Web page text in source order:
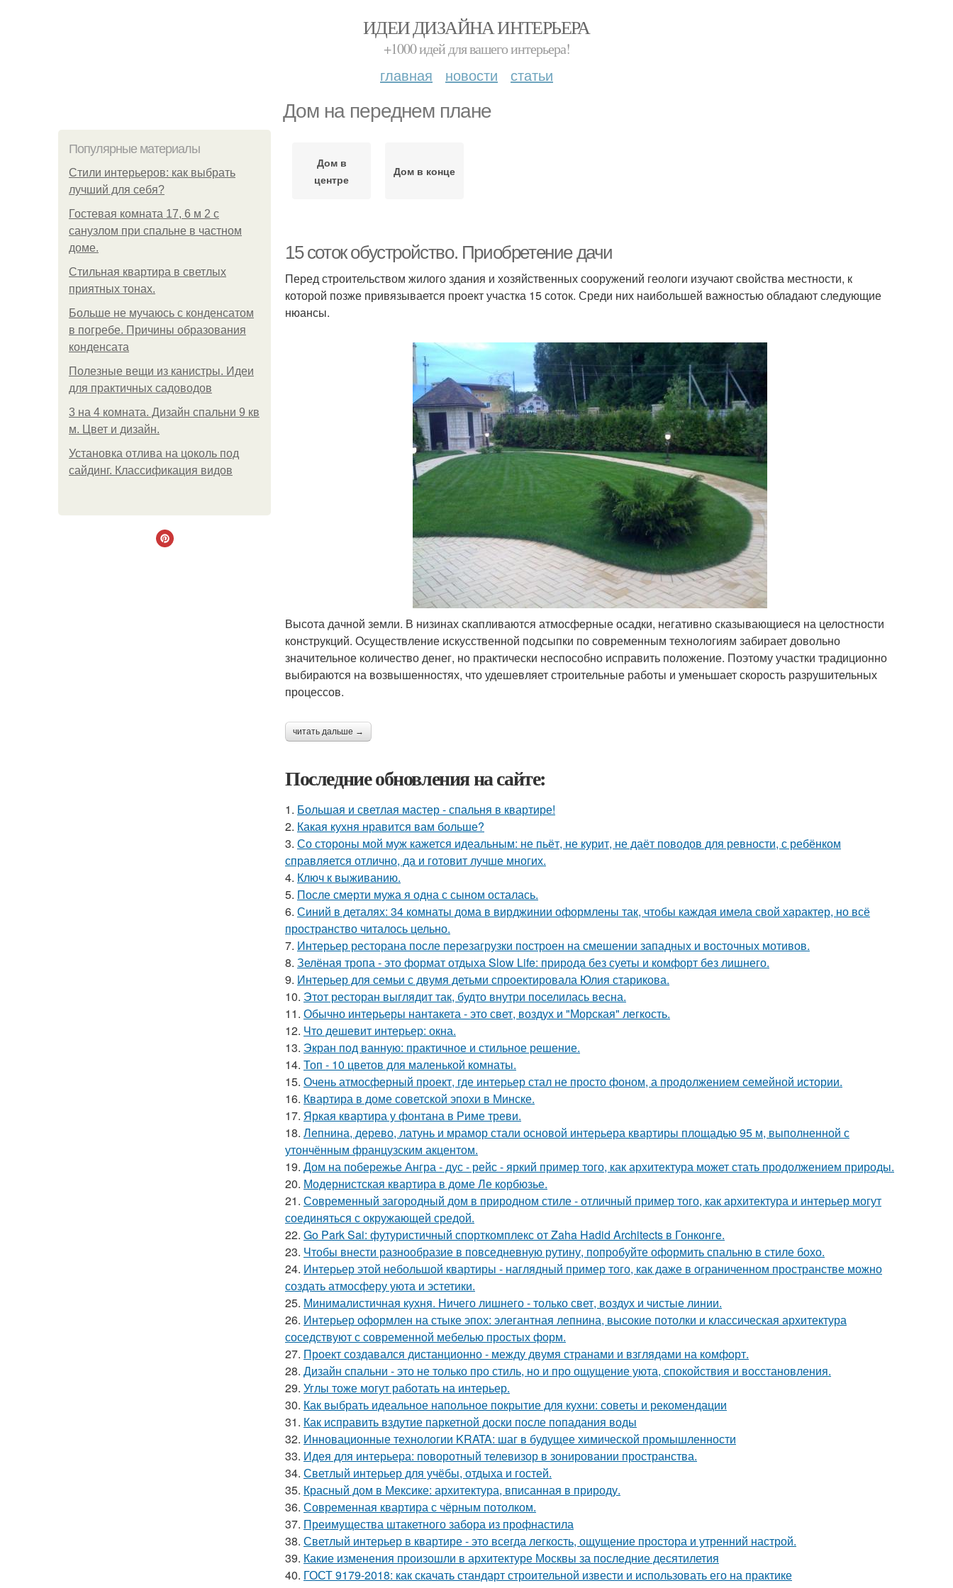
ИДЕИ ДИЗАЙНА ИНТЕРЬЕРА
+1000 идей для вашего интерьера!
главная новости статьи
Дом на переднем плане
Популярные материалы
Стили интерьеров: как выбрать
лучший для себя?
Гостевая комната 17, 6 м 2 с
санузлом при спальне в частном
доме.
Стильная квартира в светлых
приятных тонах.
Больше не мучаюсь с конденсатом
в погребе. Причины образования
конденсата
Полезные вещи из канистры. Идеи
для практичных садоводов
3 на 4 комната. Дизайн спальни 9 кв
м. Цвет и дизайн.
Установка отлива на цоколь под
сайдинг. Классификация видов
Дом в
центре
Дом в конце
15 соток обустройство. Приобретение дачи
Перед строительством жилого здания и хозяйственных сооружений геологи изучают свойства местности, к
которой позже привязывается проект участка 15 соток. Среди них наибольшей важностью обладают следующие
нюансы.
Высота дачной земли. В низинах скапливаются атмосферные осадки, негативно сказывающиеся на целостности
конструкций. Осуществление искусственной подсыпки по современным технологиям забирает довольно
значительное количество денег, но практически неспособно исправить положение. Поэтому участки традиционно
выбираются на возвышенностях, что удешевляет строительные работы и уменьшает скорость разрушительных
процессов.
читать дальше →
Последние обновления на сайте:
1. Большая и светлая мастер - спальня в квартире!
2. Какая кухня нравится вам больше?
3. Со стороны мой муж кажется идеальным: не пьёт, не курит, не даёт поводов для ревности, с ребёнком
справляется отлично, да и готовит лучше многих.
4. Ключ к выживанию.
5. После смерти мужа я одна с сыном осталась.
6. Синий в деталях: 34 комнаты дома в вирджинии оформлены так, чтобы каждая имела свой характер, но всё
пространство читалось цельно.
7. Интерьер ресторана после перезагрузки построен на смешении западных и восточных мотивов.
8. Зелёная тропа - это формат отдыха Slow Life: природа без суеты и комфорт без лишнего.
9. Интерьер для семьи с двумя детьми спроектировала Юлия старикова.
10. Этот ресторан выглядит так, будто внутри поселилась весна.
11. Обычно интерьеры нантакета - это свет, воздух и "Морская" легкость.
12. Что дешевит интерьер: окна.
13. Экран под ванную: практичное и стильное решение.
14. Топ - 10 цветов для маленькой комнаты.
15. Очень атмосферный проект, где интерьер стал не просто фоном, а продолжением семейной истории.
16. Квартира в доме советской эпохи в Минске.
17. Яркая квартира у фонтана в Риме треви.
18. Лепнина, дерево, латунь и мрамор стали основой интерьера квартиры площадью 95 м, выполненной с
утончённым французским акцентом.
19. Дом на побережье Ангра - дус - рейс - яркий пример того, как архитектура может стать продолжением природы.
20. Модернистская квартира в доме Ле корбюзье.
21. Современный загородный дом в природном стиле - отличный пример того, как архитектура и интерьер могут
соединяться с окружающей средой.
22. Go Park Sai: футуристичный спорткомплекс от Zaha Hadid Architects в Гонконге.
23. Чтобы внести разнообразие в повседневную рутину, попробуйте оформить спальню в стиле бохо.
24. Интерьер этой небольшой квартиры - наглядный пример того, как даже в ограниченном пространстве можно
создать атмосферу уюта и эстетики.
25. Минималистичная кухня. Ничего лишнего - только свет, воздух и чистые линии.
26. Интерьер оформлен на стыке эпох: элегантная лепнина, высокие потолки и классическая архитектура
соседствуют с современной мебелью простых форм.
27. Проект создавался дистанционно - между двумя странами и взглядами на комфорт.
28. Дизайн спальни - это не только про стиль, но и про ощущение уюта, спокойствия и восстановления.
29. Углы тоже могут работать на интерьер.
30. Как выбрать идеальное напольное покрытие для кухни: советы и рекомендации
31. Как исправить вздутие паркетной доски после попадания воды
32. Инновационные технологии KRATA: шаг в будущее химической промышленности
33. Идея для интерьера: поворотный телевизор в зонировании пространства.
34. Светлый интерьер для учёбы, отдыха и гостей.
35. Красный дом в Мексике: архитектура, вписанная в природу.
36. Современная квартира с чёрным потолком.
37. Преимущества штакетного забора из профнастила
38. Светлый интерьер в квартире - это всегда легкость, ощущение простора и утренний настрой.
39. Какие изменения произошли в архитектуре Москвы за последние десятилетия
40. ГОСТ 9179-2018: как скачать стандарт строительной извести и использовать его на практике